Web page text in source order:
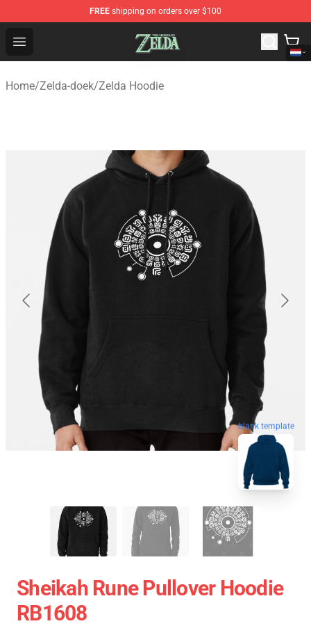
FREE shipping on orders over $100
Open menu
The Legend of Zelda Store - Official The Legend of
Home/Zelda-doek/Zelda Hoodie
blank template
Sheikah Rune Pullover Hoodie
RB1608